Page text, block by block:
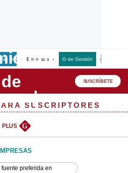
G Empresas G de Gestión
SUSCRÍBETE
SUSCRIPTORES
PLUS G
fuente preferida en